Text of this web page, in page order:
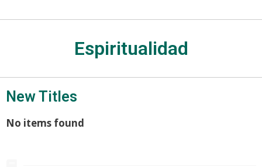
Espiritualidad
New Titles
No items found